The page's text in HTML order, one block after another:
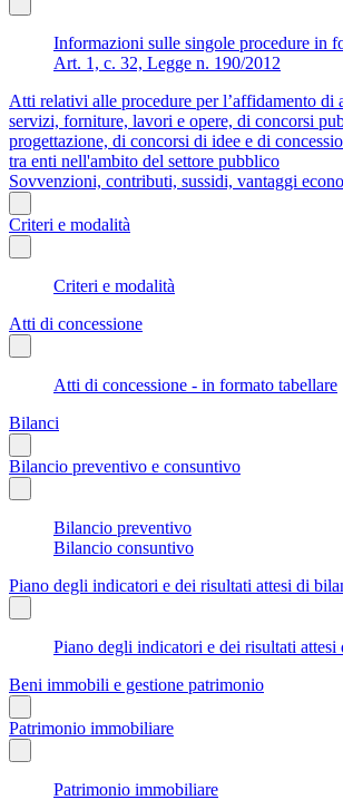
Informazioni sulle singole procedure in
Art. 1, c. 32, Legge n. 190/2012
Atti relativi alle procedure per l’affidamento di
servizi, forniture, lavori e opere, di concorsi
progettazione, di concorsi di idee e di
tra enti nell'ambito del settore pubblico
Sovvenzioni, contributi, sussidi, vantaggi
Criteri e modalità
Criteri e modalità
Atti di concessione
Atti di concessione - in formato tabellare
Bilanci
Bilancio preventivo e consuntivo
Bilancio preventivo
Bilancio consuntivo
Piano degli indicatori e dei risultati attesi di
Piano degli indicatori e dei risultati
Beni immobili e gestione patrimonio
Patrimonio immobiliare
Patrimonio immobiliare